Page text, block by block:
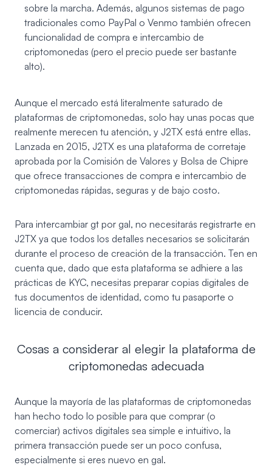
sobre la marcha. Además, algunos sistemas de pago
tradicionales como PayPal o Venmo también ofrecen
funcionalidad de compra e intercambio de
criptomonedas (pero el precio puede ser bastante
alto).
Aunque el mercado está literalmente saturado de
plataformas de criptomonedas, solo hay unas pocas que
realmente merecen tu atención, y J2TX está entre ellas.
Lanzada en 2015, J2TX es una plataforma de corretaje
aprobada por la Comisión de Valores y Bolsa de Chipre
que ofrece transacciones de compra e intercambio de
criptomonedas rápidas, seguras y de bajo costo.
Para intercambiar gt por gal, no necesitarás registrarte en
J2TX ya que todos los detalles necesarios se solicitarán
durante el proceso de creación de la transacción. Ten en
cuenta que, dado que esta plataforma se adhiere a las
prácticas de KYC, necesitas preparar copias digitales de
tus documentos de identidad, como tu pasaporte o
licencia de conducir.
Cosas a considerar al elegir la plataforma de
criptomonedas adecuada
Aunque la mayoría de las plataformas de criptomonedas
han hecho todo lo posible para que comprar (o
comerciar) activos digitales sea simple e intuitivo, la
primera transacción puede ser un poco confusa,
especialmente si eres nuevo en gal.